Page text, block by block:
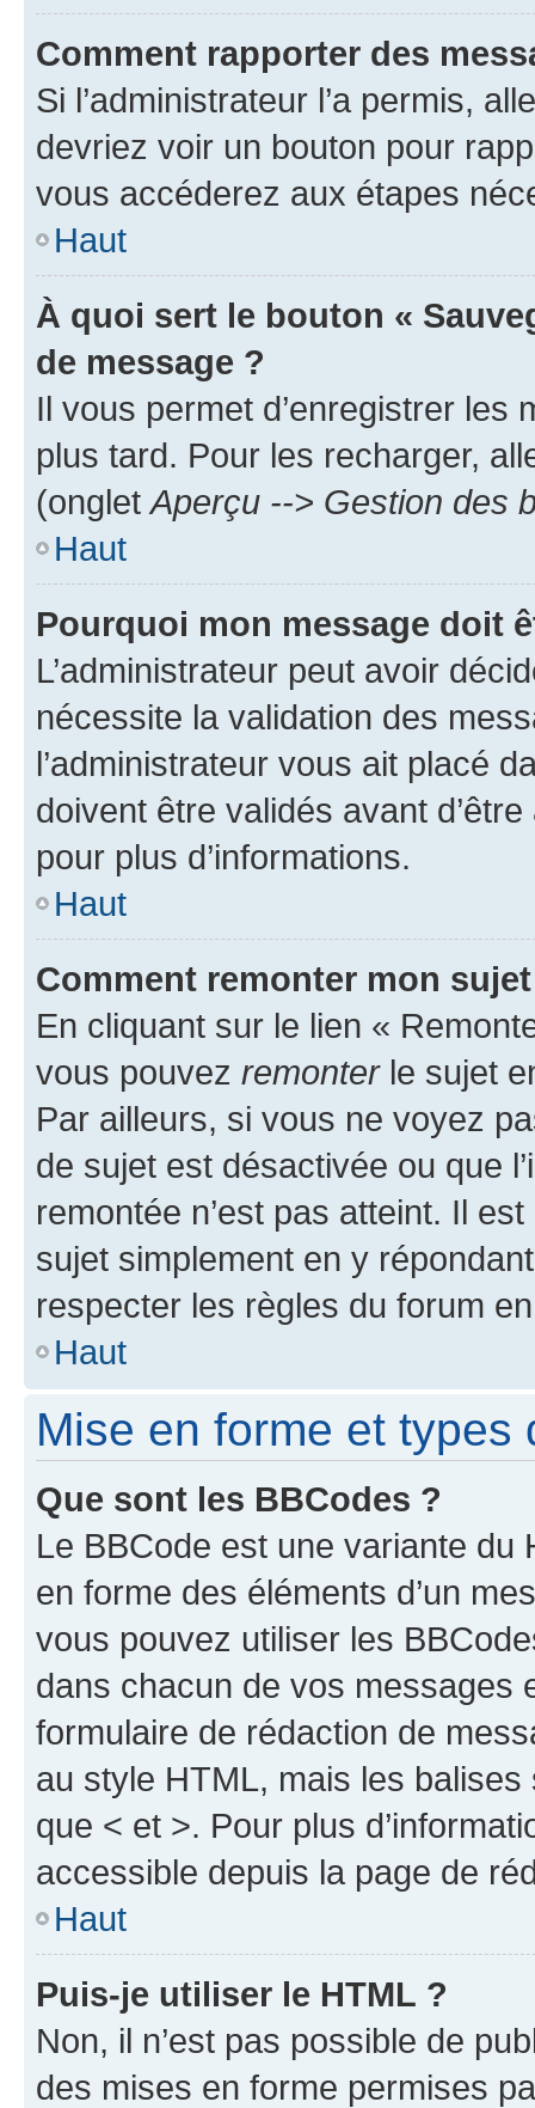
Comment rapporter des
Si l’administrateur l’a permis,
devriez voir un bouton pour
vous accéderez aux étapes
Haut
À quoi sert le bouton «
de message ?
Il vous permet d’enregistrer
plus tard. Pour les recharger,
(onglet Aperçu --> Gestion des
Haut
Pourquoi mon message doit
L’administrateur peut avoir
nécessite la validation des
l’administrateur vous ait placé
doivent être validés avant
pour plus d’informations.
Haut
Comment remonter mon
En cliquant sur le lien «
vous pouvez remonterle sujet
Par ailleurs, si vous ne voyez
de sujet est désactivée ou que
remontée n’est pas atteint. Il
sujet simplement en y
respecter les règles du forum
Haut
Mise en forme et types
Que sont les BBCodes ?
Le BBCode est une variante du
en forme des éléments d’un
vous pouvez utiliser les
dans chacun de vos messages
formulaire de rédaction de
au style HTML, mais les
que < et >. Pour plus
accessible depuis la page de
Haut
Puis-je utiliser le HTML ?
Non, il n’est pas possible de
des mises en forme permises